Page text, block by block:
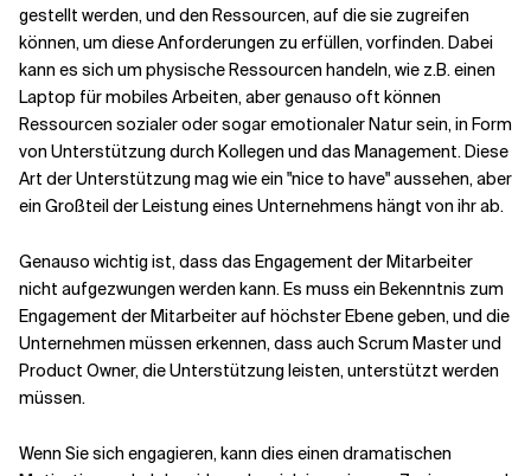
gestellt werden, und den Ressourcen, auf die sie zugreifen
können, um diese Anforderungen zu erfüllen, vorfinden. Dabei
kann es sich um physische Ressourcen handeln, wie z.B. einen
Laptop für mobiles Arbeiten, aber genauso oft können
Ressourcen sozialer oder sogar emotionaler Natur sein, in Form
von Unterstützung durch Kollegen und das Management. Diese
Art der Unterstützung mag wie ein "nice to have" aussehen, aber
ein Großteil der Leistung eines Unternehmens hängt von ihr ab.
Genauso wichtig ist, dass das Engagement der Mitarbeiter
nicht aufgezwungen werden kann. Es muss ein Bekenntnis zum
Engagement der Mitarbeiter auf höchster Ebene geben, und die
Unternehmen müssen erkennen, dass auch Scrum Master und
Product Owner, die Unterstützung leisten, unterstützt werden
müssen.
Wenn Sie sich engagieren, kann dies einen dramatischen